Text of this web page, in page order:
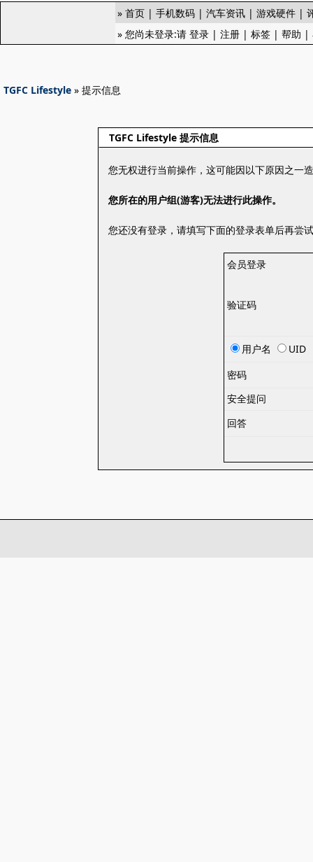
» 首页 | 手机数码 | 汽车资讯 | 游戏硬件 |
» 您尚未登录:请 登录 | 注册 | 标签 | 帮助 |
TGFC Lifestyle » 提示信息
TGFC Lifestyle 提示信息
您无权进行当前操作，这可能因以下原因之一
您所在的用户组(游客)无法进行此操作。
您还没有登录，请填写下面的登录表单后再尝
会员登录
验证码
用户名
UID
密码
安全提问
回答